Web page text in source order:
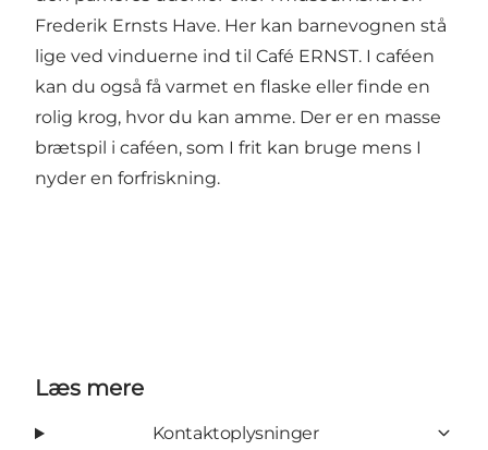
Frederik Ernsts Have. Her kan barnevognen stå
lige ved vinduerne ind til Café ERNST. I caféen
kan du også få varmet en flaske eller finde en
rolig krog, hvor du kan amme. Der er en masse
brætspil i caféen, som I frit kan bruge mens I
nyder en forfriskning.
Læs mere
Kontaktoplysninger